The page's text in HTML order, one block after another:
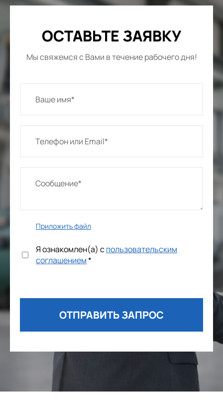
ОСТАВЬТЕ ЗАЯВКУ
Мы свяжемся с Вами в течение рабочего дня!
Приложить файл
Я ознакомлен(а) спользовательским
соглашением*
ОТПРАВИТЬ ЗАПРОС